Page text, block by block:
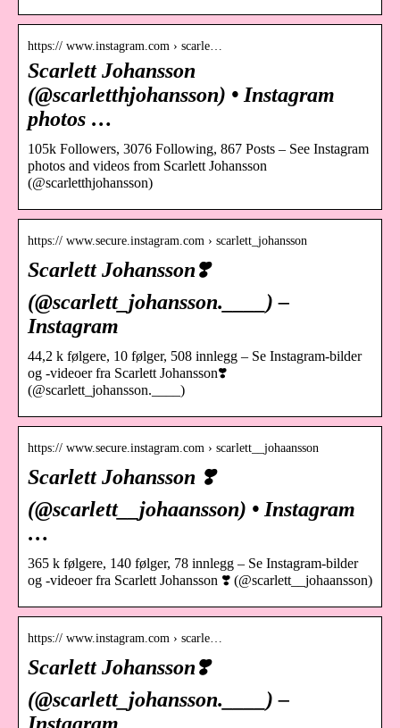
https:// www.instagram.com › scarle…
Scarlett Johansson
(@scarletthjohansson) • Instagram
photos …
105k Followers, 3076 Following, 867 Posts – See Instagram
photos and videos from Scarlett Johansson
(@scarletthjohansson)
https:// www.secure.instagram.com › scarlett_johansson
Scarlett Johansson❣️
(@scarlett_johansson.____) –
Instagram
44,2 k følgere, 10 følger, 508 innlegg – Se Instagram-bilder
og -videoer fra Scarlett Johansson❣️
(@scarlett_johansson.____)
https:// www.secure.instagram.com › scarlett__johaansson
Scarlett Johansson ❣️
(@scarlett__johaansson) • Instagram
…
365 k følgere, 140 følger, 78 innlegg – Se Instagram-bilder
og -videoer fra Scarlett Johansson ❣️ (@scarlett__johaansson)
https:// www.instagram.com › scarle…
Scarlett Johansson❣️
(@scarlett_johansson.____) –